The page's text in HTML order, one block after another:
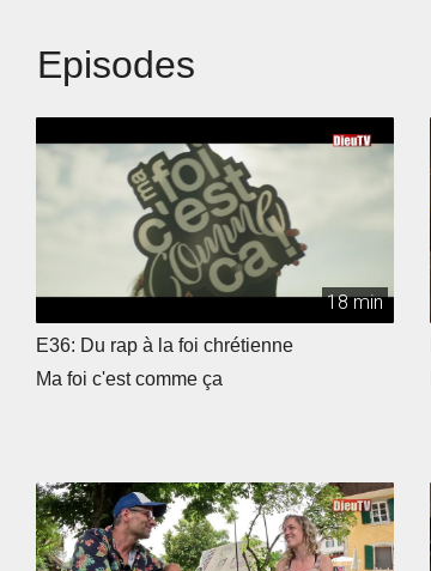
Episodes
18 min
E36: Du rap à la foi chrétienne
Ma foi c'est comme ça